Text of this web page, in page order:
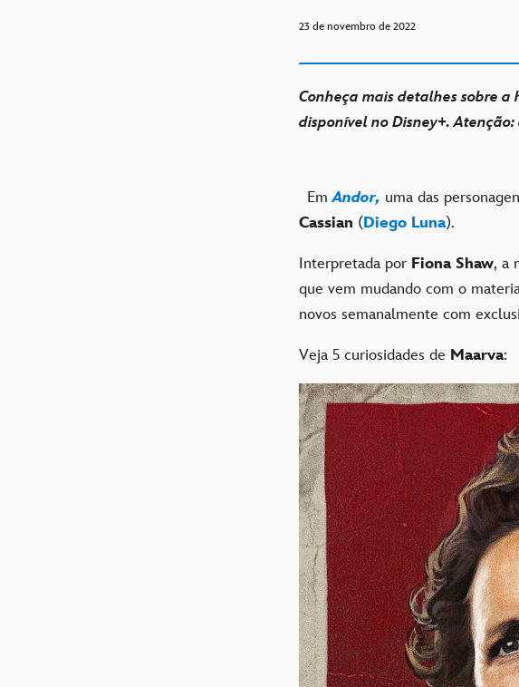
23 de novembro de 2022
Conheça mais detalhes sobre a
disponível no Disney+.
EmAndor, uma das
Cassian (Diego Luna).
Interpretada por Fiona Shaw, a
que vem mudando com o
novos semanalmente com
Veja 5 curiosidades de Maarva: